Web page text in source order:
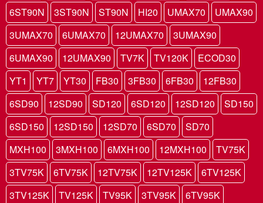
6ST90N
3ST90N ST90N HI20 UMAX70
UMAX90
3UMAX70
6UMAX70 12UMAX70
3UMAX90
6UMAX90
12UMAX90 TV7K TV120K
ECOD30
YT1
YT7 YT30 FB30 3FB30 6FB30
12FB30
6SD90
12SD90 SD120 6SD120 12SD120
SD150
6SD150
12SD150 12SD70 6SD70
SD70
MXH100
3MXH100 6MXH100 12MXH100
TV75K
3TV75K
6TV75K 12TV75K 12TV125K
6TV125K
3TV125K
TV125K TV95K 3TV95K
6TV95K